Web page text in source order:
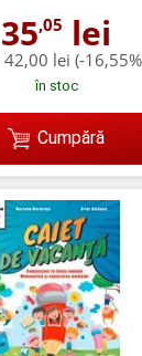
35,05 lei
42,00 lei (-
în stoc
Cumpără